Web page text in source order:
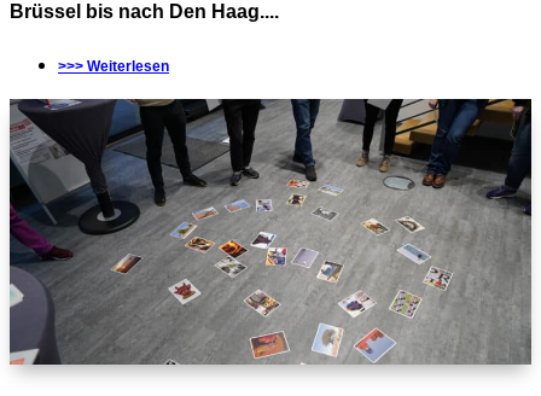
Brüssel bis nach Den Haag....
>>> Weiterlesen